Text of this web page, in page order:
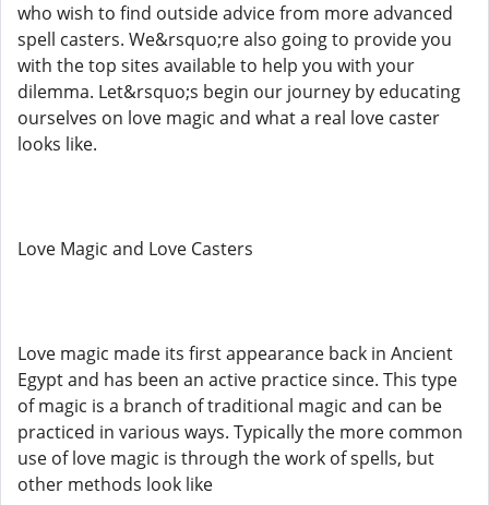
who wish to find outside advice from more advanced
spell casters. We&rsquo;re also going to provide you
with the top sites available to help you with your
dilemma. Let&rsquo;s begin our journey by educating
ourselves on love magic and what a real love caster
looks like.
Love Magic and Love Casters
Love magic made its first appearance back in Ancient
Egypt and has been an active practice since. This type
of magic is a branch of traditional magic and can be
practiced in various ways. Typically the more common
use of love magic is through the work of spells, but
other methods look like